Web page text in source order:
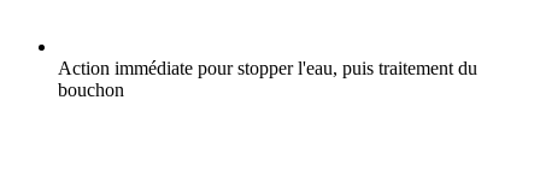
Action immédiate pour stopper l'eau, puis traitement du
bouchon